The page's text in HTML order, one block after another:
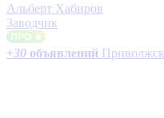
Альберт Хабиров
Заводчик
+30 объявлений